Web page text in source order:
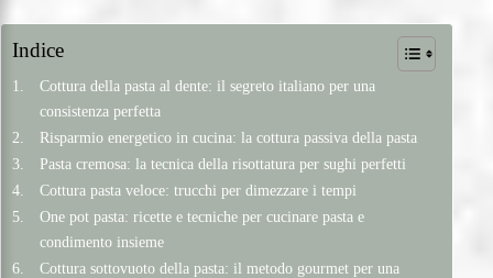
Indice
Cottura della pasta al dente: il segreto italiano per una
consistenza perfetta
Risparmio energetico in cucina: la cottura passiva della pasta
Pasta cremosa: la tecnica della risottatura per sughi perfetti
Cottura pasta veloce: trucchi per dimezzare i tempi
One pot pasta: ricette e tecniche per cucinare pasta e
condimento insieme
Cottura sottovuoto della pasta: il metodo gourmet per una